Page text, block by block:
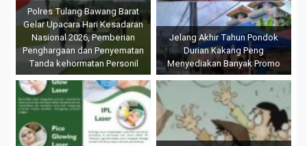
Polres Tulang Bawang Barat
Gelar Upacara Hari Kesadaran
Nasional 2026, Pemberian
Penghargaan dan Penyematan
Tanda kehormatan Personil
Jelang Akhir Tahun Pondok
Durian Kakang Peng
Menyediakan Banyak Promo